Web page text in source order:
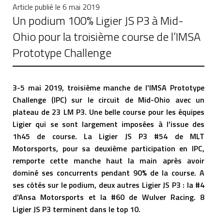
Article publié le 6 mai 2019
Un podium 100% Ligier JS P3 à Mid-
Ohio pour la troisième course de l’IMSA
Prototype Challenge
3-5 mai 2019, troisième manche de l'IMSA Prototype
Challenge (IPC) sur le circuit de Mid-Ohio avec un
plateau de 23 LM P3. Une belle course pour les équipes
Ligier qui se sont largement imposées à l'issue des
1h45 de course. La Ligier JS P3 #54 de MLT
Motorsports, pour sa deuxième participation en IPC,
remporte cette manche haut la main après avoir
dominé ses concurrents pendant 90% de la course. A
ses côtés sur le podium, deux autres Ligier JS P3 : la #4
d'Ansa Motorsports et la #60 de Wulver Racing. 8
Ligier JS P3 terminent dans le top 10.